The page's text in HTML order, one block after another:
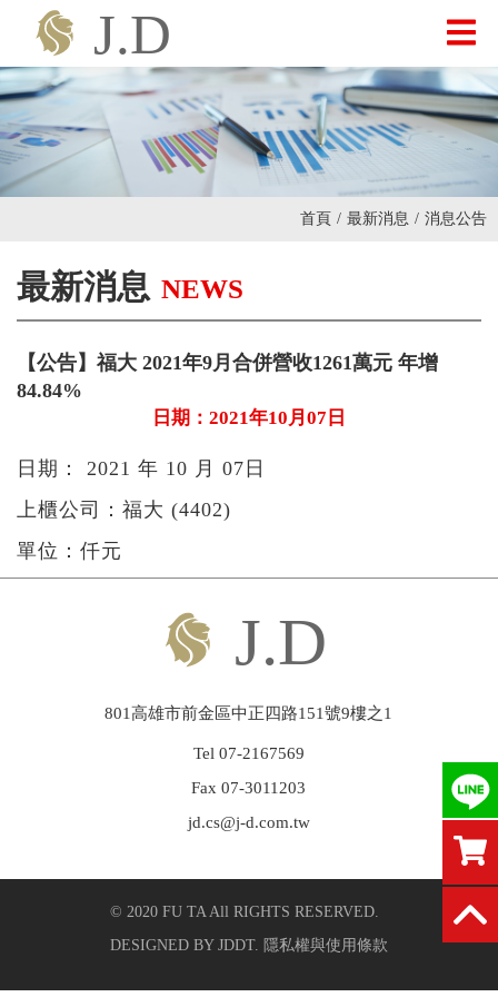
最新消息
聯絡我們
首頁 / 最新消息 / 消息公告
最新消息 NEWS
【公告】福大 2021年9月合併營收1261萬元 年增
84.84%
日期：2021年10月07日
日期： 2021 年 10 月 07日
上櫃公司：福大 (4402)
單位：仟元
801高雄市前金區中正四路151號9樓之1
Tel 07-2167569
Fax 07-3011203
jd.cs@j-d.com.tw
© 2020 FU TA All RIGHTS RESERVED.
DESIGNED BY JDDT. 隱私權與使用條款